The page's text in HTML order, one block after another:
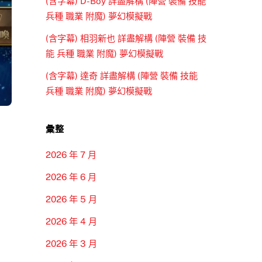
兵種 職業 附魔) 夢幻模擬戰
(含字幕) 相羽新也 詳盡解構 (陣營 裝備 技
能 兵種 職業 附魔) 夢幻模擬戰
(含字幕) 達奇 詳盡解構 (陣營 裝備 技能
兵種 職業 附魔) 夢幻模擬戰
彙整
2026 年 7 月
2026 年 6 月
2026 年 5 月
2026 年 4 月
2026 年 3 月